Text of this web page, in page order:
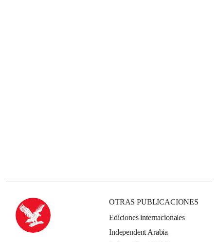
OTRAS PUBLICACIONES
Ediciones internacionales
Independent Arabia